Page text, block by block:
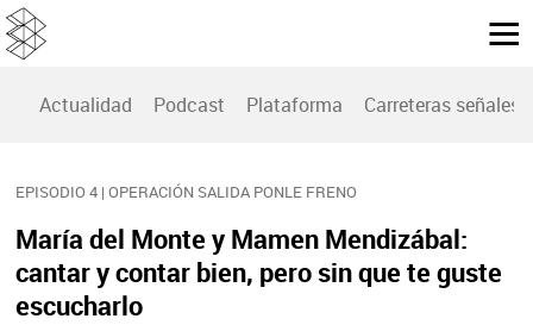
Actualidad Podcast Plataforma Carreteras señales
EPISODIO 4 | OPERACIÓN SALIDA PONLE FRENO
María del Monte y Mamen Mendizábal:
cantar y contar bien, pero sin que te guste
escucharlo